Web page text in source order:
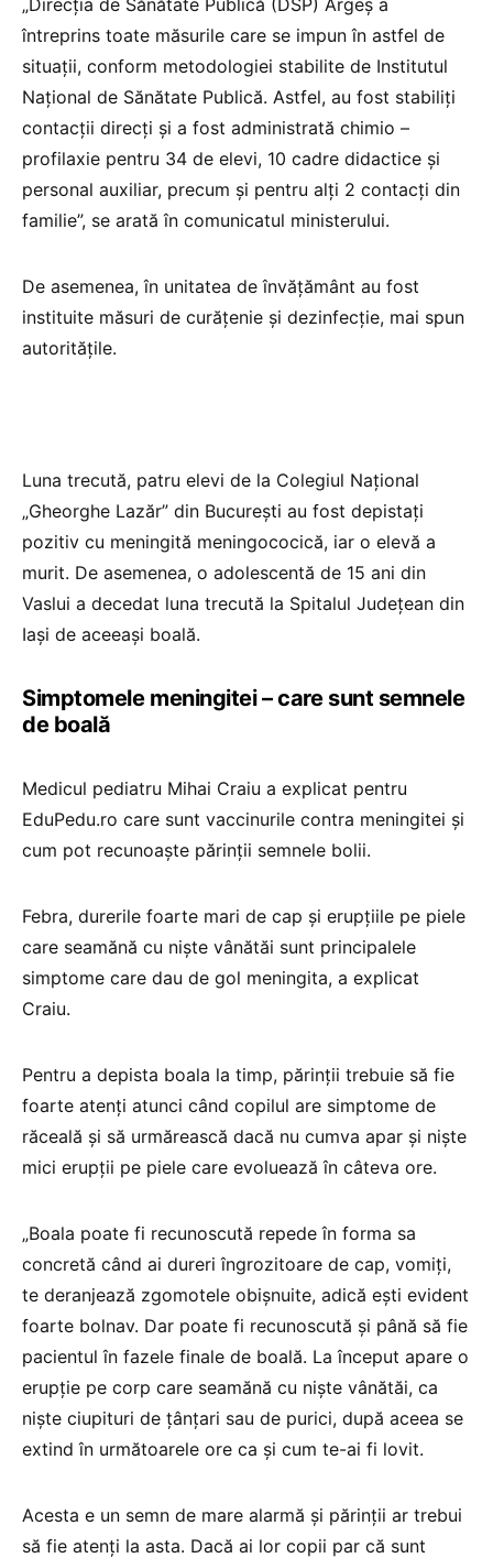
„Direcția de Sănătate Publică (DSP) Argeș a
întreprins toate măsurile care se impun în astfel de
situații, conform metodologiei stabilite de Institutul
Național de Sănătate Publică. Astfel, au fost stabiliți
contacții direcți și a fost administrată chimio –
profilaxie pentru 34 de elevi, 10 cadre didactice și
personal auxiliar, precum și pentru alți 2 contacți din
familie”, se arată în comunicatul ministerului.
De asemenea, în unitatea de învățământ au fost
instituite măsuri de curățenie și dezinfecție, mai spun
autoritățile.
Luna trecută, patru elevi de la Colegiul Național
„Gheorghe Lazăr” din București au fost depistați
pozitiv cu meningită meningococică, iar o elevă a
murit. De asemenea, o adolescentă de 15 ani din
Vaslui a decedat luna trecută la Spitalul Județean din
Iași de aceeași boală.
Simptomele meningitei – care sunt semnele
de boală
Medicul pediatru Mihai Craiu a explicat pentru
EduPedu.ro care sunt vaccinurile contra meningitei și
cum pot recunoaște părinții semnele bolii.
Febra, durerile foarte mari de cap și erupțiile pe piele
care seamănă cu niște vânătăi sunt principalele
simptome care dau de gol meningita, a explicat
Craiu.
Pentru a depista boala la timp, părinții trebuie să fie
foarte atenți atunci când copilul are simptome de
răceală și să urmărească dacă nu cumva apar și niște
mici erupții pe piele care evoluează în câteva ore.
„Boala poate fi recunoscută repede în forma sa
concretă când ai dureri îngrozitoare de cap, vomiți,
te deranjează zgomotele obișnuite, adică ești evident
foarte bolnav. Dar poate fi recunoscută și până să fie
pacientul în fazele finale de boală. La început apare o
erupție pe corp care seamănă cu niște vânătăi, ca
niște ciupituri de țânțari sau de purici, după aceea se
extind în următoarele ore ca și cum te-ai fi lovit.
Acesta e un semn de mare alarmă și părinții ar trebui
să fie atenți la asta. Dacă ai lor copii par că sunt